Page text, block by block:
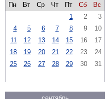
Пн
Вт Ср Чт Пт Сб
Вс
1
2
3
4
5 6 7 8 9
10
11
12 13 14 15 16
17
18
19 20 21 22 23
24
25
26 27 28 29 30 31